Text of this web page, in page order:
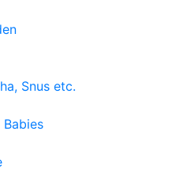
Snus etc.